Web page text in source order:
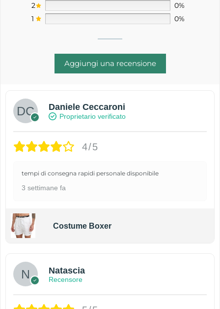
2
0%
1
0%
Aggiungi una recensione
Daniele Ceccaroni
Proprietario verificato
4/5
tempi di consegna rapidi personale disponibile
3 settimane fa
Costume Boxer
Natascia
Recensore